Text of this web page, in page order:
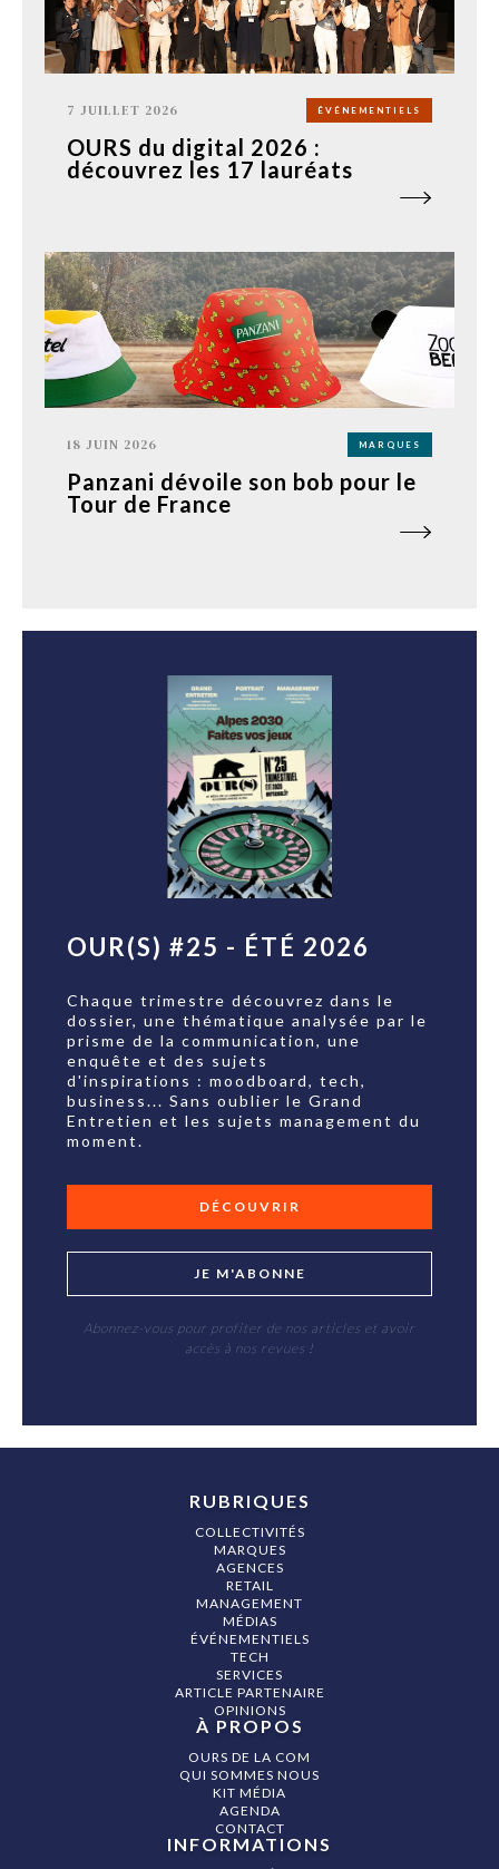
7 JUILLET 2026 ÉVÉNEMENTIELS
OURS du digital 2026 :
découvrez les 17 lauréats
18 JUIN 2026 MARQUES
Panzani dévoile son bob pour le
Tour de France
OUR(S) #25 - ÉTÉ 2026
Chaque trimestre découvrez dans le
dossier, une thématique analysée par le
prisme de la communication, une
enquête et des sujets
d'inspirations : moodboard, tech,
business... Sans oublier le Grand
Entretien et les sujets management du
moment.
DÉCOUVRIR
JE M'ABONNE
Abonnez-vous pour profiter de nos articles et avoir
accès à nos revues !
RUBRIQUES
COLLECTIVITÉS
MARQUES
AGENCES
RETAIL
MANAGEMENT
MÉDIAS
ÉVÉNEMENTIELS
TECH
SERVICES
ARTICLE PARTENAIRE
OPINIONS
À PROPOS
OURS DE LA COM
QUI SOMMES NOUS
KIT MÉDIA
AGENDA
CONTACT
INFORMATIONS